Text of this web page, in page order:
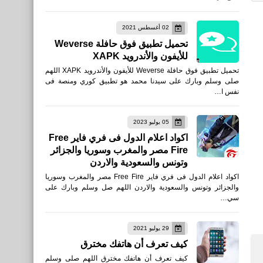
02 أغسطس 2021
تحميل تطبيق فوق حافلة Weverse
للأيفون والأندرويد XAPK
تحميل تطبيق فوق حافلة Weverse للأيفون والأندرويد XAPK اللهم
صلى وسلم وبارك على سيدنا محمد هو تطبيق كوري ومنصة فى
نفس ا…
05 يوليو 2023
اكواد اعلام الدول فى فري فاير Free
Fire مصر والمغرب وسوريا والجزائر
وتونس والسعودية والاردن
اكواد اعلام الدول فى فري فاير Free Fire مصر والمغرب وسوريا
والجزائر وتونس والسعودية والاردن اللهم صل وسلم وبارك على
سي…
29 يوليو 2021
كيف تعرف أن هاتفك مخترق
كيف تعرف أن هاتفك مخترق اللهم صلى وسلم
التطبيقات في الخلفية على
نظام أندرويد - Stop
background apps
قائمة بأفضل 10 تطبيقات
لتعديل الصور باحتراف على
الهاتف - Best photo editing
apps
نصائح لإنشاء المحتوى:
فيسبوك، إنستغرام، لينكدإن،